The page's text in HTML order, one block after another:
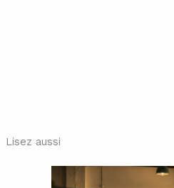
Lisez aussi